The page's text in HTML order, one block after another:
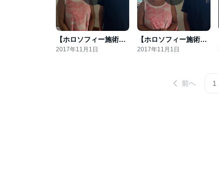
【ホロソフィー施術会inハワイ島レポート】
2017年11月1日
【ホロソフィー施術会inハワイ島レポート】
2017年11月1日
前へ 1